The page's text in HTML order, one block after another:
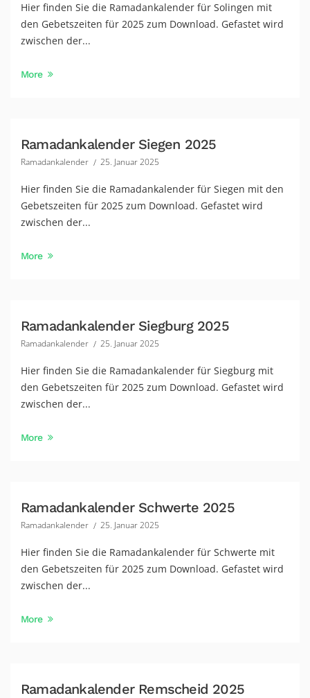
Hier finden Sie die Ramadankalender für Solingen mit
den Gebetszeiten für 2025 zum Download. Gefastet wird
zwischen der...
More
Ramadankalender Siegen 2025
Ramadankalender 25. Januar 2025
Hier finden Sie die Ramadankalender für Siegen mit den
Gebetszeiten für 2025 zum Download. Gefastet wird
zwischen der...
More
Ramadankalender Siegburg 2025
Ramadankalender 25. Januar 2025
Hier finden Sie die Ramadankalender für Siegburg mit
den Gebetszeiten für 2025 zum Download. Gefastet wird
zwischen der...
More
Ramadankalender Schwerte 2025
Ramadankalender 25. Januar 2025
Hier finden Sie die Ramadankalender für Schwerte mit
den Gebetszeiten für 2025 zum Download. Gefastet wird
zwischen der...
More
Ramadankalender Remscheid 2025